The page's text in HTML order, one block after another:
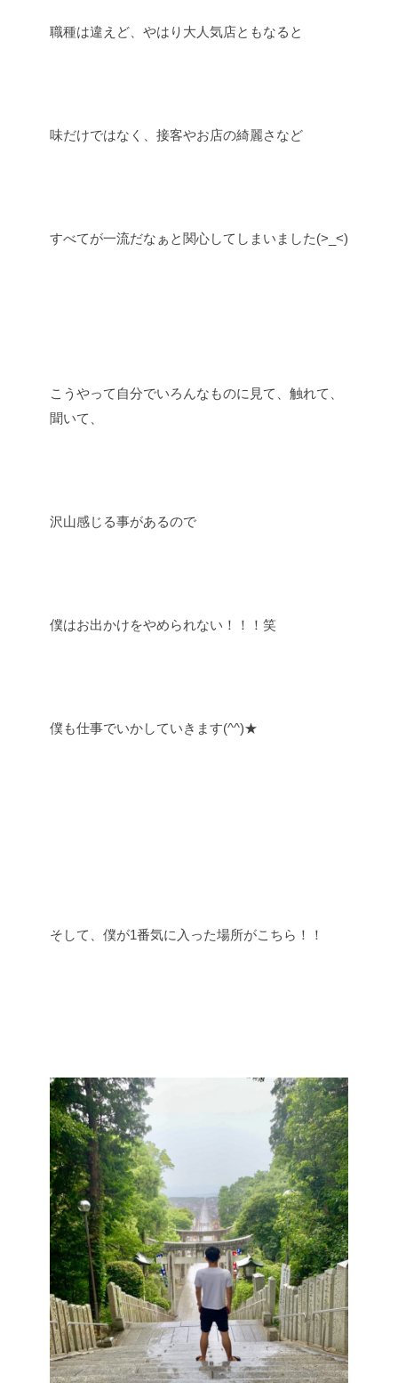
職種は違えど、やはり大人気店ともなると
味だけではなく、接客やお店の綺麗さなど
すべてが一流だなぁと関心してしまいました(>_<)
こうやって自分でいろんなものに見て、触れて、
聞いて、
沢山感じる事があるので
僕はお出かけをやめられない！！！笑
僕も仕事でいかしていきます(^^)★
そして、僕が1番気に入った場所がこちら！！